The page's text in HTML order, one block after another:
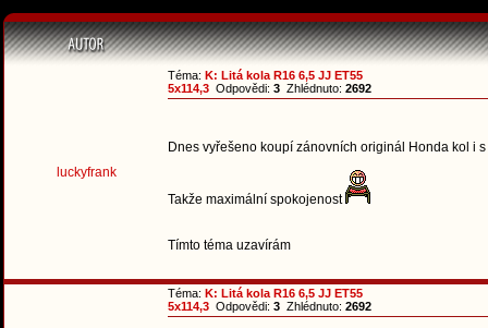
luckyfrank
Téma: K: Litá kola R16 6,5 JJ ET55
5x114,3 Odpovědi: 3 Zhlédnuto: 2692
Dnes vyřešeno koupí zánovních originál Honda kol i
Takže maximální spokojenost
Tímto téma uzavírám
Téma: K: Litá kola R16 6,5 JJ ET55
5x114,3 Odpovědi: 3 Zhlédnuto: 2692